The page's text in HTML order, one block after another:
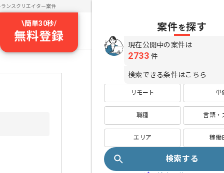
ランスクリエイター案件
\簡単30秒/
無料登録
案件を探す
現在公開中の案件は
2733 件
検索できる条件はこちら
リモート 単
職種 言語・
エリア 稼働
検索する